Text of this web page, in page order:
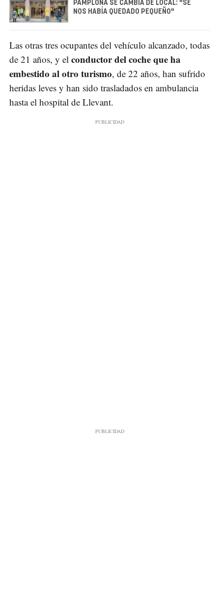
PAMPLONA SE CAMBIA DE LOCAL: "SE
NOS HABÍA QUEDADO PEQUEÑO"
Las otras tres ocupantes del vehículo alcanzado, todas
de 21 años, y el conductor del coche que ha
embestido al otro turismo, de 22 años, han sufrido
heridas leves y han sido trasladados en ambulancia
hasta el hospital de Llevant.